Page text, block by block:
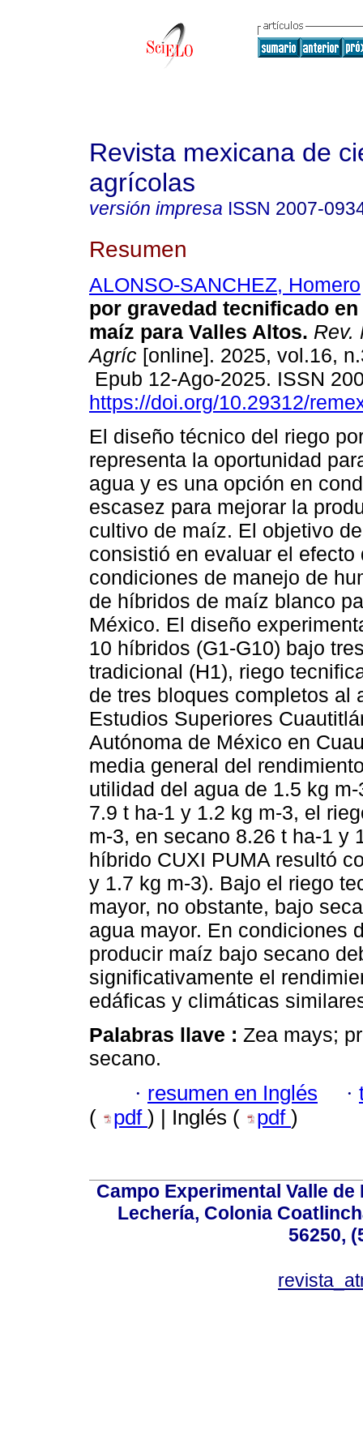
Revista mexicana de
agrícolas
versión impresa ISSN 2007-
Resumen
ALONSO-SANCHEZ, Homero
por gravedad tecnificado
maíz para Valles Altos. Rev.
Agríc [online]. 2025, vol.16,
Epub 12-Ago-2025. ISSN
https://doi.org/10.29312/
El diseño técnico del riego
representa la oportunidad
agua y es una opción en
escasez para mejorar la
cultivo de maíz. El objetivo
consistió en evaluar el efecto
condiciones de manejo de
de híbridos de maíz blanco
México. El diseño
10 híbridos (G1-G10) bajo
tradicional (H1), riego
de tres bloques completos al
Estudios Superiores
Autónoma de México en
media general del
utilidad del agua de 1.5 kg
7.9 t ha-1 y 1.2 kg m-3, el
m-3, en secano 8.26 t ha-1 y
híbrido CUXI PUMA resultó
y 1.7 kg m-3). Bajo el riego
mayor, no obstante, bajo
agua mayor. En condiciones
producir maíz bajo secano
significativamente el
edáficas y climáticas
Palabras llave : Zea mays;
secano.
· resumen en Inglés ·
(
pdf ) | Inglés ( pdf )
Campo Experimental Valle
Lechería, Colonia
56250,